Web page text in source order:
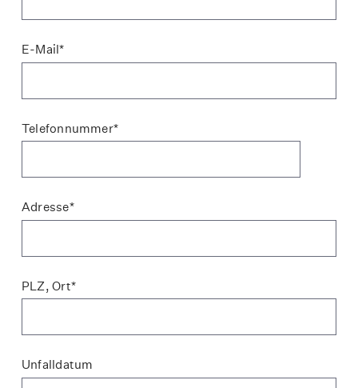
E-Mail*
Telefonnummer*
Adresse*
PLZ, Ort*
Unfalldatum